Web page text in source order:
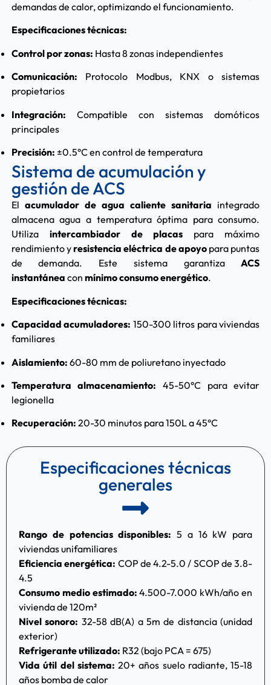
demandas de calor, optimizando el funcionamiento.
Especificaciones técnicas:
Control por zonas: Hasta 8 zonas independientes
Comunicación: Protocolo Modbus, KNX o sistemas
propietarios
Integración: Compatible con sistemas domóticos
principales
Precisión: ±0.5°C en control de temperatura
Sistema de acumulación y
gestión de ACS
El acumulador de agua caliente sanitaria integrado
almacena agua a temperatura óptima para consumo.
Utiliza intercambiador de placas para máximo
rendimiento yresistencia eléctrica de apoyopara puntas
de demanda. Este sistema garantizaACS
instantánea con mínimo consumo energético.
Especificaciones técnicas:
Capacidad acumuladores: 150-300 litros para viviendas
familiares
Aislamiento: 60-80 mm de poliuretano inyectado
Temperatura almacenamiento: 45-50°C para evitar
legionella
Recuperación: 20-30 minutos para 150L a 45°C
Especificaciones técnicas
generales
Rango de potencias disponibles: 5 a 16 kW para
viviendas unifamiliares
Eficiencia energética: COP de 4.2-5.0 / SCOP de 3.8-
4.5
Consumo medio estimado: 4.500-7.000 kWh/año en
vivienda de 120m²
Nivel sonoro: 32-58 dB(A) a 5m de distancia (unidad
exterior)
Refrigerante utilizado: R32 (bajo PCA = 675)
Vida útil del sistema: 20+ años suelo radiante, 15-18
años bomba de calor